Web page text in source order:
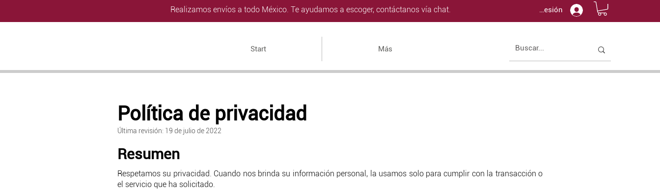
Realizamos envíos a todo México. Te ayudamos a escoger, contáctanos vía chat. Iniciar sesión
Start Más
Política de privacidad
Última revisión: 19 de julio de 2022
Resumen
Respetamos su privacidad. Cuando nos brinda su información personal, la usamos solo para cumplir con la transacción o
el servicio que ha solicitado.